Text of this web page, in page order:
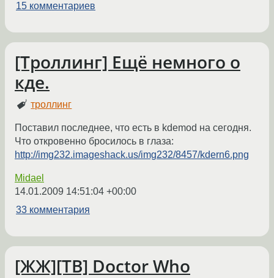
15 комментариев
[Троллинг] Ещё немного о
кде.
троллинг
Поставил последнее, что есть в kdemod на сегодня.
Что откровенно бросилось в глаза:
http://img232.imageshack.us/img232/8457/kdern6.png
Midael
14.01.2009 14:51:04 +00:00
33 комментария
[ЖЖ][ТВ] Doctor Who